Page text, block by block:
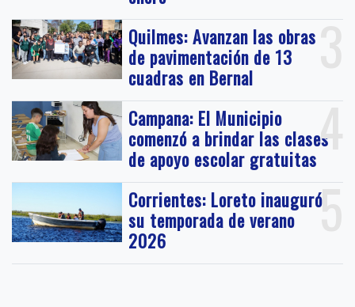
3
Quilmes: Avanzan las obras
de pavimentación de 13
cuadras en Bernal
4
Campana: El Municipio
comenzó a brindar las clases
de apoyo escolar gratuitas
5
Corrientes: Loreto inauguró
su temporada de verano
2026